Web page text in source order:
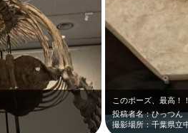
このポーズ、最高！
投稿者名：ひっつん
撮影場所：千葉県立